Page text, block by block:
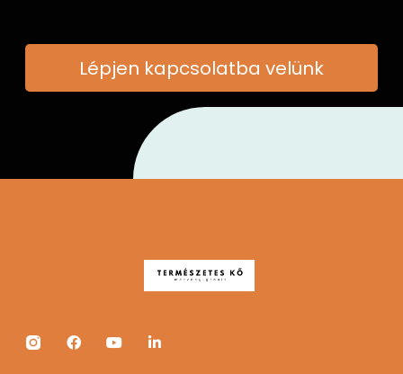
Lépjen kapcsolatba velünk